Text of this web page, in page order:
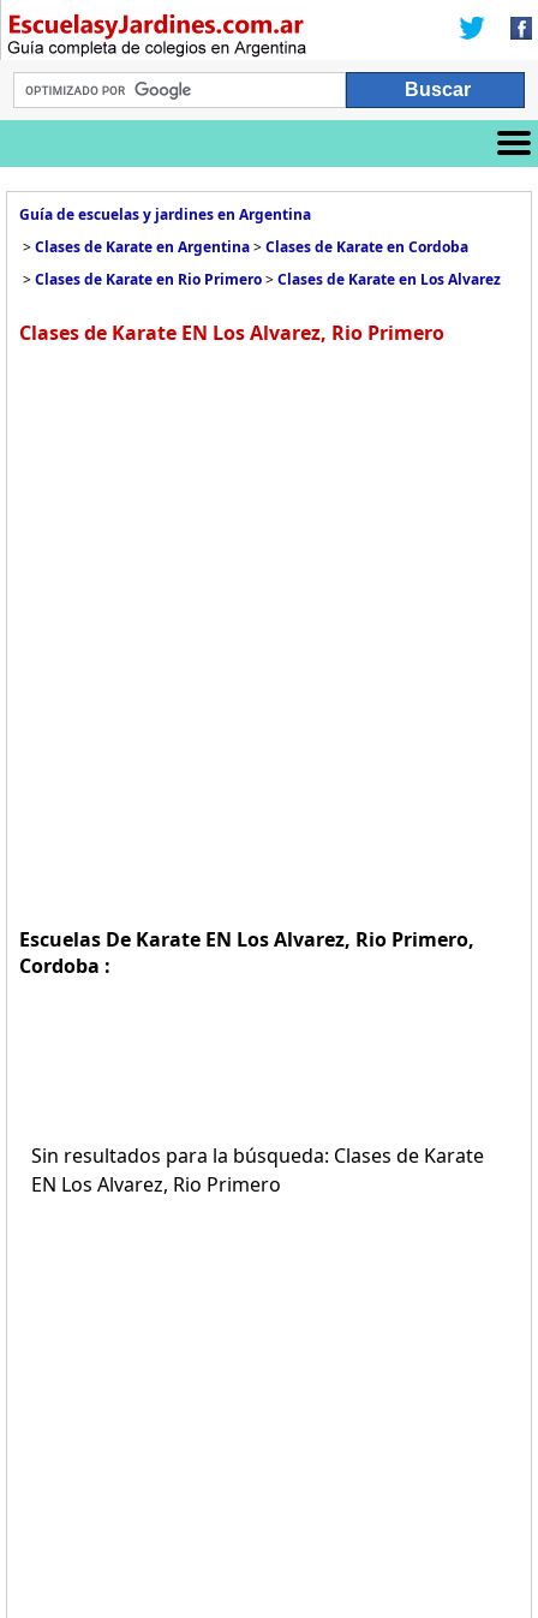
Guía de escuelas y jardines en Argentina
>Clases de Karate en Argentina>Clases de Karate en Cordoba
>Clases de Karate en Rio Primero>Clases de Karate en Los Alvarez
Clases de Karate EN Los Alvarez, Rio Primero
Escuelas De Karate EN Los Alvarez, Rio Primero,
Cordoba :
Sin resultados para la búsqueda: Clases de Karate
EN Los Alvarez, Rio Primero